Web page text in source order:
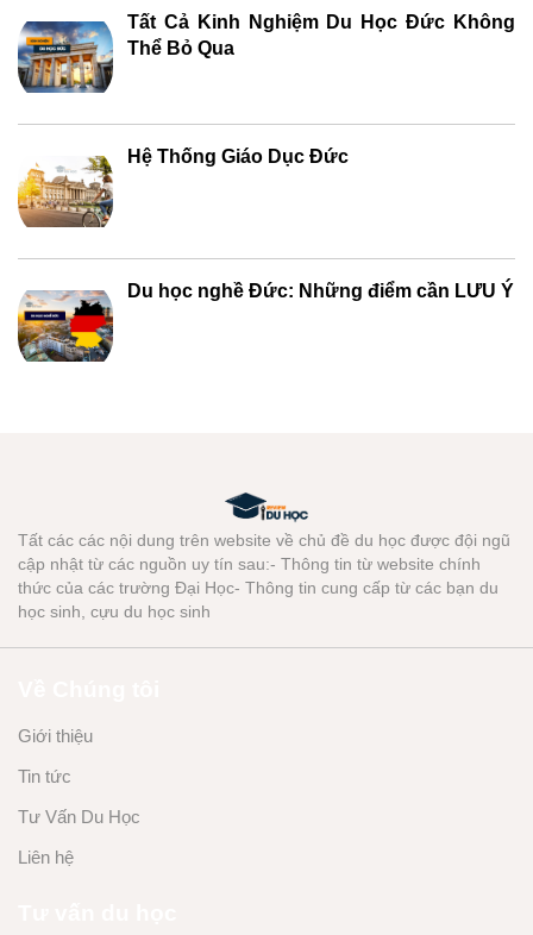
Tất Cả Kinh Nghiệm Du Học Đức Không
Thể Bỏ Qua
Hệ Thống Giáo Dục Đức
Du học nghề Đức: Những điểm cần LƯU Ý
Tất các các nội dung trên website về chủ đề du học được đội ngũ
cập nhật từ các nguồn uy tín sau:- Thông tin từ website chính
thức của các trường Đại Học- Thông tin cung cấp từ các bạn du
học sinh, cựu du học sinh
Giới thiệu
Tin tức
Tư Vấn Du Học
Liên hệ